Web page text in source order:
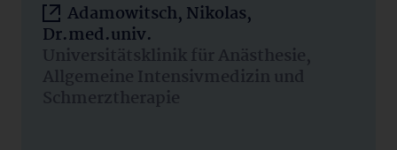
Adamowitsch, Nikolas,
Dr.med.univ.
Universitätsklinik für Anästhesie,
Allgemeine Intensivmedizin und
Schmerztherapie